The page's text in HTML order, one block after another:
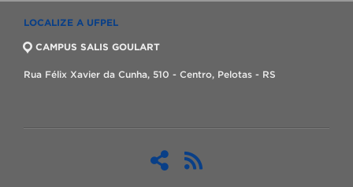
LOCALIZE A UFPEL
CAMPUS SALIS GOULART
Rua Félix Xavier da Cunha, 510 - Centro, Pelotas - RS